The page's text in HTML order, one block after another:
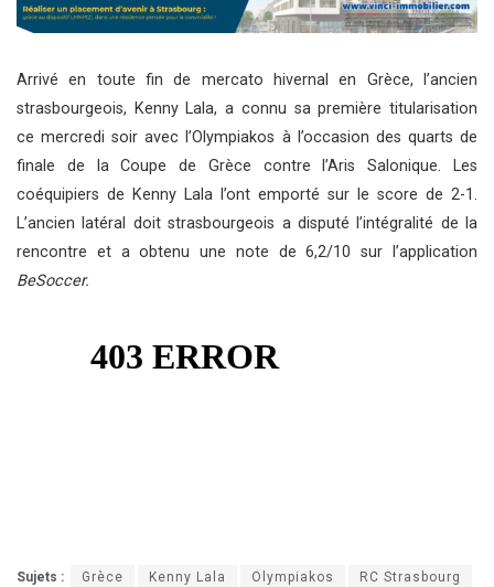
Arrivé en toute fin de mercato hivernal en Grèce, l’ancien
strasbourgeois, Kenny Lala, a connu sa première titularisation
ce mercredi soir avec l’Olympiakos à l’occasion des quarts de
finale de la Coupe de Grèce contre l’Aris Salonique. Les
coéquipiers de Kenny Lala l’ont emporté sur le score de 2-1.
L’ancien latéral doit strasbourgeois a disputé l’intégralité de la
rencontre et a obtenu une note de 6,2/10 sur l’application
BeSoccer.
Sujets : Grèce Kenny Lala Olympiakos RC Strasbourg